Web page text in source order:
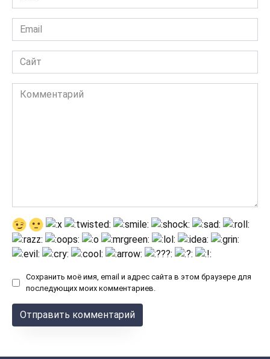
*
Email
*
Сайт
Комментарий
Сохранить моё имя, email и адрес сайта в этом браузере для
последующих моих комментариев.